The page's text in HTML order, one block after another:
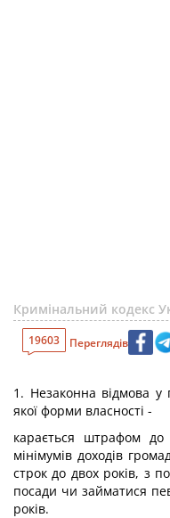
Кримінальний кодекс
19603 Переглядів
1. Незаконна відмова у
якої форми власності -
карається штрафом до
мінімумів доходів
строк до двох років, з
посади чи займатися
років.